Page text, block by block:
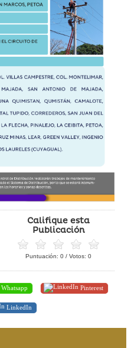
Califique esta
Publicación
Puntuación: 0 / Votos: 0
Whatsapp Pinterest
LinkedIn